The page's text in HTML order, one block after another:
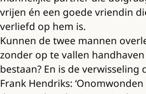
vrijen én een goede vriendin
verliefd op hem is.
Kunnen de twee mannen
zonder op te vallen
bestaan? En is de verwisseling
Frank Hendriks: